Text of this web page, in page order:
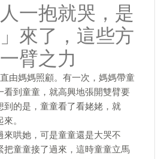
一抱就哭，是
」來了，這些方
臂之力
由媽媽照顧。有一次，媽媽帶童
看到童童，就高興地張開雙臂要
到的是，童童看了看姥姥，就
。
來哄她，可是童童還是大哭不
把童童接了過來，這時童童立馬